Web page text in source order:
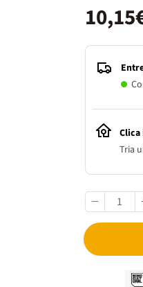
Tria